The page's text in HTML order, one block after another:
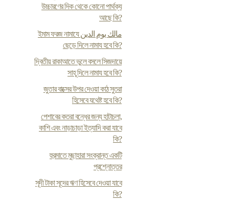
উচ্চারণের দিক থেকে কোনো পার্থক্য
আছে কি?
ইমাম ফরজ নামাযে مالك يوم الدين
ছেড়ে দিলে নামায হবে কি?
দ্বিতীয় রাকাআতে ভুলে বসলে সিজদায়ে
সাহূ দিলে নামায হবে কি?
জুতার বাক্সের উপর দেওয়া কাঠ সুতরা
হিসেবে যথেষ্ট হবে কি?
পেশাবের কতরা বন্ধের জন্য হাটাচলা,
কাশি এবং নাড়াচাড়া ইত্যাদি করা যাবে
কি?
হুরমাতে মুছাহারা সংক্রান্ত একটি
প্রশ্নোত্তর
সূদী টাকা সূদের ঋণ হিসেবে দেওয়া যাবে
কি?